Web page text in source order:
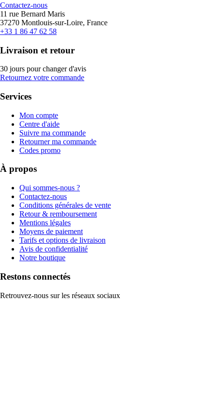
Contactez-nous
11 rue Bernard Maris
37270 Montlouis-sur-Loire, France
+33 1 86 47 62 58
Livraison et retour
30 jours pour changer d'avis
Retournez votre commande
Services
Mon compte
Centre d'aide
Suivre ma commande
Retourner ma commande
Codes promo
À propos
Qui sommes-nous ?
Contactez-nous
Conditions générales de vente
Retour & remboursement
Mentions légales
Moyens de paiement
Tarifs et options de livraison
Avis de confidentialité
Notre boutique
Restons connectés
Retrouvez-nous sur les réseaux sociaux